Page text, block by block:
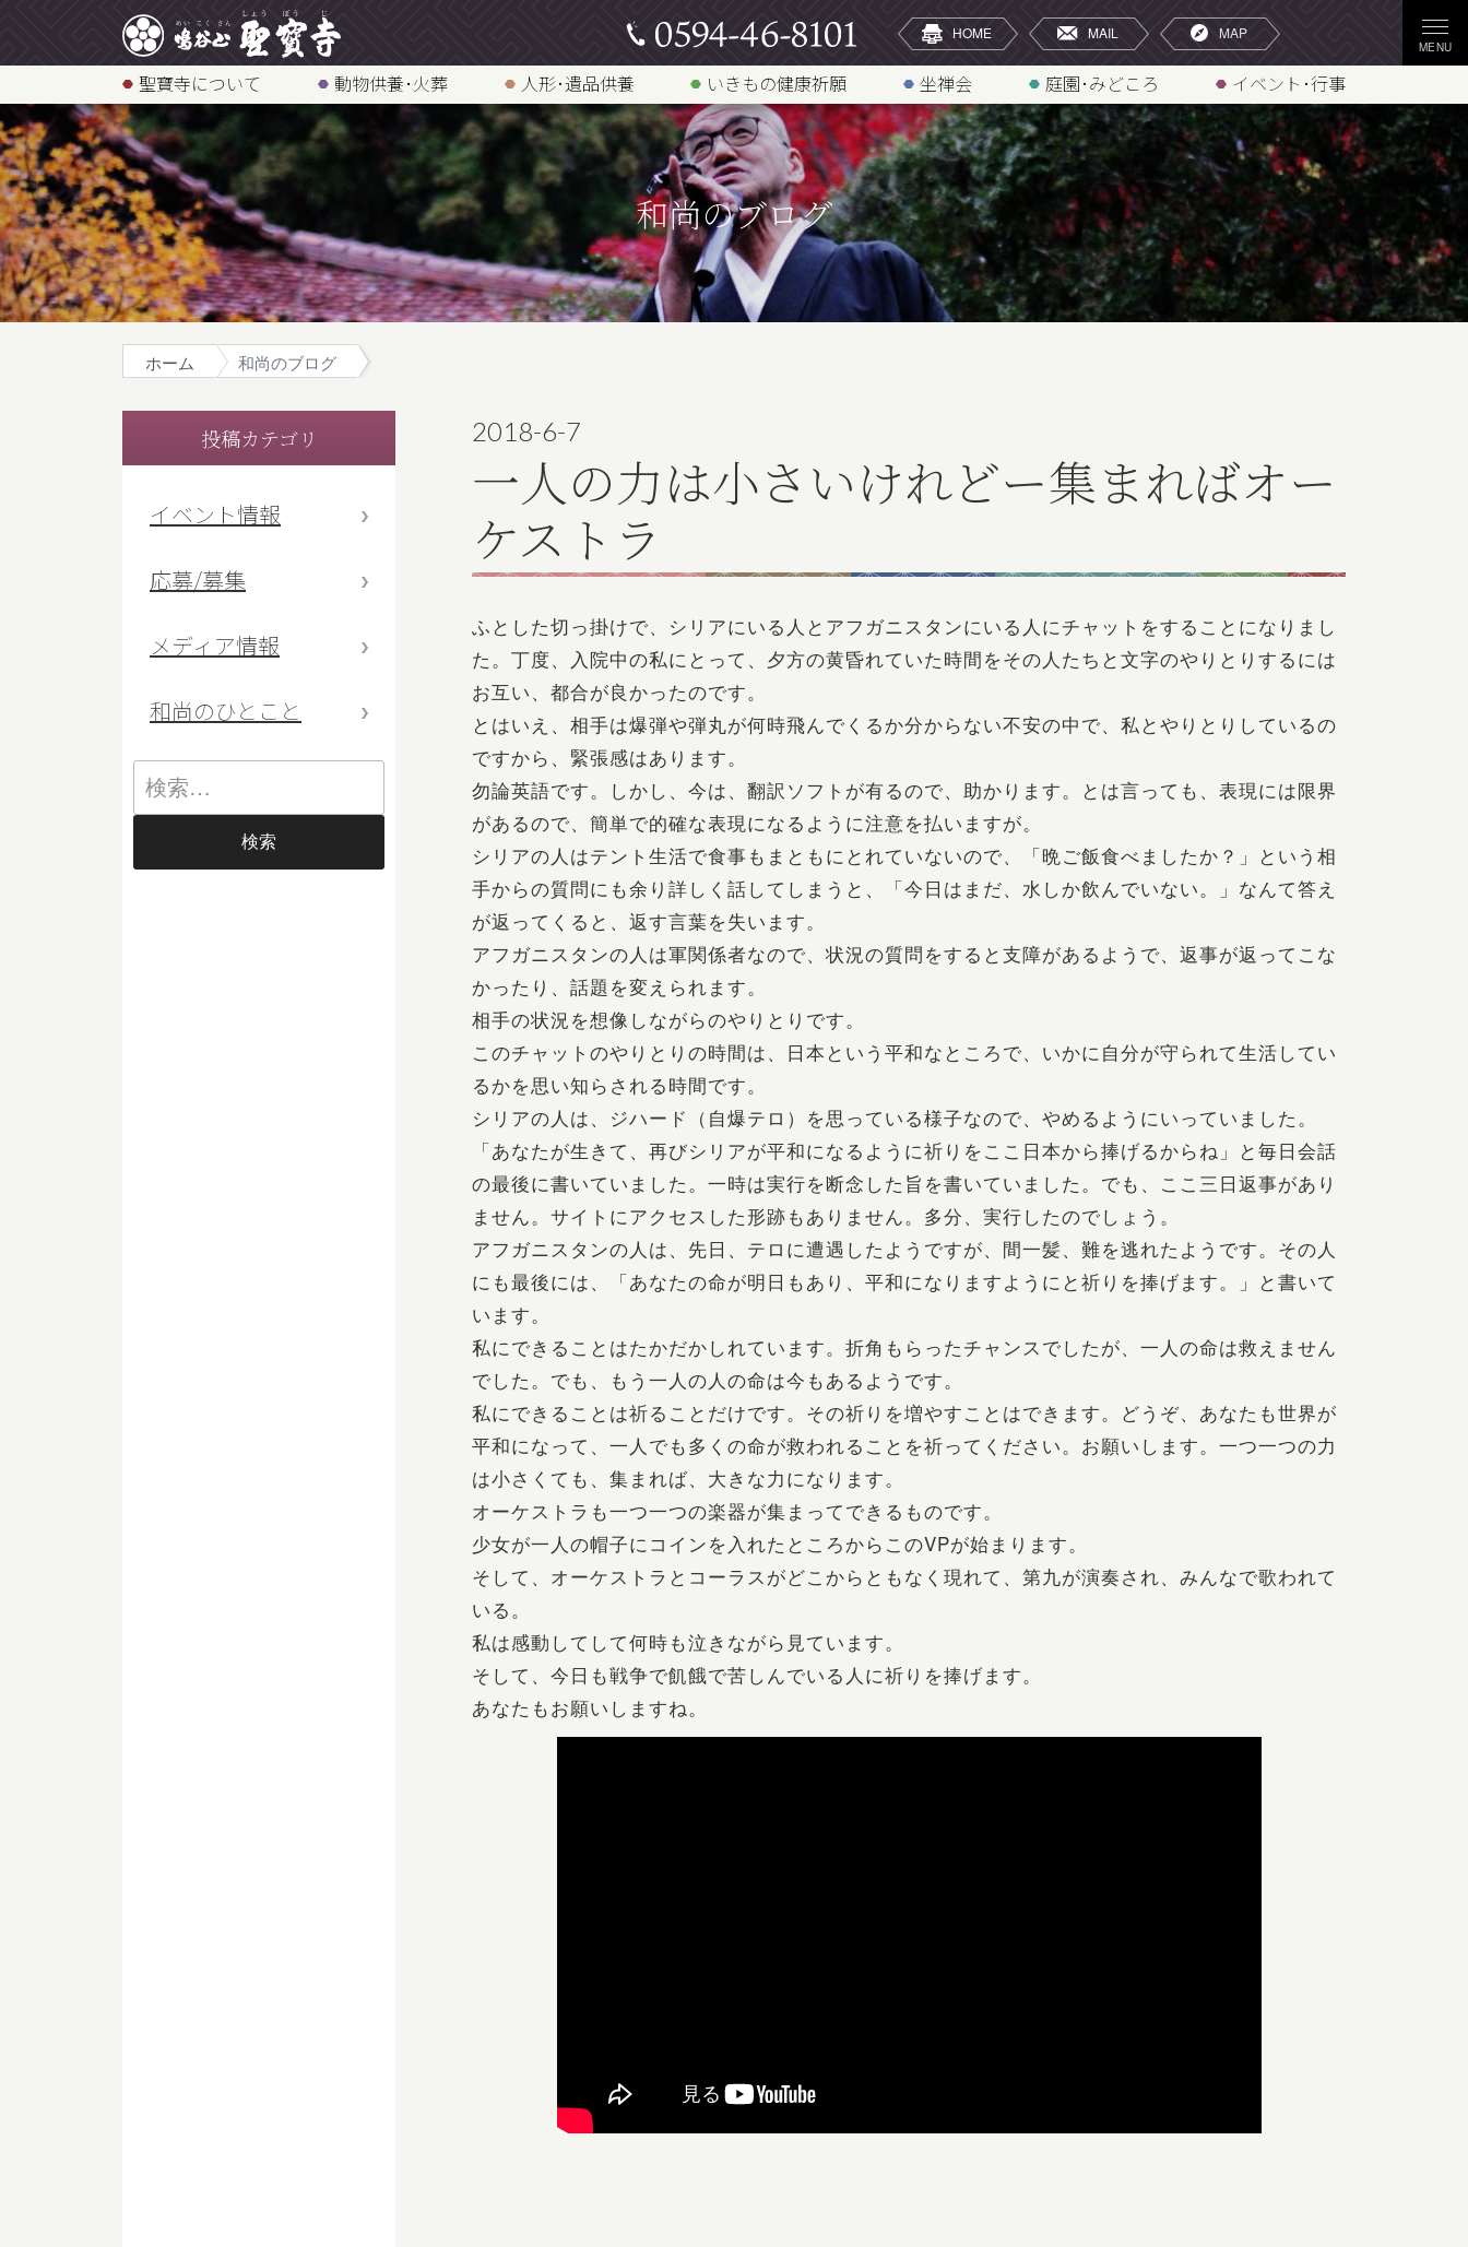
聖寶寺について 動物供養･火葬 人形･遺品供養 いきもの健康祈願 坐禅会 庭園･みどころ イベント･行事
和尚のブログ
ホーム 和尚のブログ
2018-6-7
一人の力は小さいけれどー集まればオー
ケストラ
ふとした切っ掛けで、シリアにいる人とアフガニスタンにいる人にチャットをすることになりまし
た。丁度、入院中の私にとって、夕方の黄昏れていた時間をその人たちと文字のやりとりするには
お互い、都合が良かったのです。
とはいえ、相手は爆弾や弾丸が何時飛んでくるか分からない不安の中で、私とやりとりしているの
ですから、緊張感はあります。
勿論英語です。しかし、今は、翻訳ソフトが有るので、助かります。とは言っても、表現には限界
があるので、簡単で的確な表現になるように注意を払いますが。
シリアの人はテント生活で食事もまともにとれていないので、「晩ご飯食べましたか？」という相
手からの質問にも余り詳しく話してしまうと、「今日はまだ、水しか飲んでいない。」なんて答え
が返ってくると、返す言葉を失います。
アフガニスタンの人は軍関係者なので、状況の質問をすると支障があるようで、返事が返ってこな
かったり、話題を変えられます。
相手の状況を想像しながらのやりとりです。
このチャットのやりとりの時間は、日本という平和なところで、いかに自分が守られて生活してい
るかを思い知らされる時間です。
シリアの人は、ジハード（自爆テロ）を思っている様子なので、やめるようにいっていました。
「あなたが生きて、再びシリアが平和になるように祈りをここ日本から捧げるからね」と毎日会話
の最後に書いていました。一時は実行を断念した旨を書いていました。でも、ここ三日返事があり
ません。サイトにアクセスした形跡もありません。多分、実行したのでしょう。
アフガニスタンの人は、先日、テロに遭遇したようですが、間一髪、難を逃れたようです。その人
にも最後には、「あなたの命が明日もあり、平和になりますようにと祈りを捧げます。」と書いて
います。
私にできることはたかだかしれています。折角もらったチャンスでしたが、一人の命は救えません
でした。でも、もう一人の人の命は今もあるようです。
私にできることは祈ることだけです。その祈りを増やすことはできます。どうぞ、あなたも世界が
平和になって、一人でも多くの命が救われることを祈ってください。お願いします。一つ一つの力
は小さくても、集まれば、大きな力になります。
オーケストラも一つ一つの楽器が集まってできるものです。
少女が一人の帽子にコインを入れたところからこのVPが始まります。
そして、オーケストラとコーラスがどこからともなく現れて、第九が演奏され、みんなで歌われて
いる。
私は感動してして何時も泣きながら見ています。
そして、今日も戦争で飢餓で苦しんでいる人に祈りを捧げます。
あなたもお願いしますね。
投稿カテゴリ
イベント情報
応募/募集
メディア情報
和尚のひとこと